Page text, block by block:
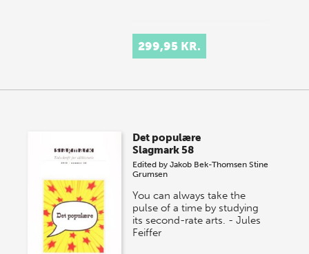
299,95 KR.
Det populære
Slagmark 58
Edited byJakob Bek-Thomsen Stine
Grumsen
You can always take the
pulse of a time by studying
its second-rate arts. - Jules
Feiffer